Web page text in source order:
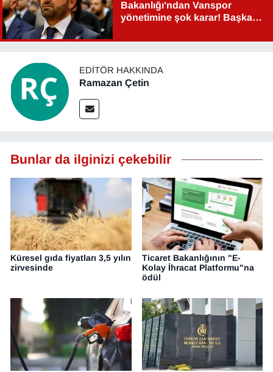
Bakanlığı'ndan Vanspor
yönetimine şok karar! Başkan
EDITÖR HAKKINDA
Ramazan Çetin
Bunlar da ilginizi çekebilir
Küresel gıda fiyatları 3,5 yılın
zirvesinde
Ticaret Bakanlığının "E-
Kolay İhracat Platformu"na
ödül